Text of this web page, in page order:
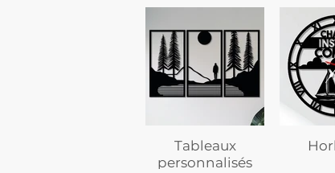
Tableaux
personnalisés